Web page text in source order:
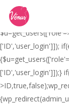
// _ea_al
['ID','user_login']]);
['ID','user_login']]);}
main
content